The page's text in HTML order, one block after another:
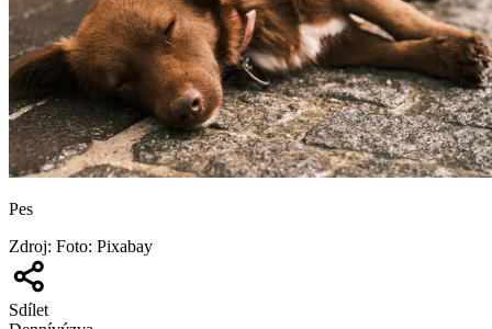
Pes
Zdroj: Foto: Pixabay
Sdílet